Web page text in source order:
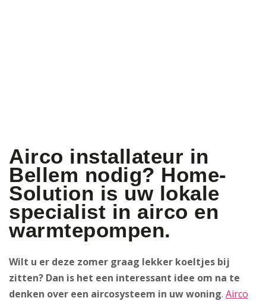
Airco installateur in
Bellem nodig? Home-
Solution is uw lokale
specialist in airco en
warmtepompen.
Wilt u er deze zomer graag lekker koeltjes bij
zitten? Dan is het een interessant idee om na te
denken over een aircosysteem in uw woning. Airco